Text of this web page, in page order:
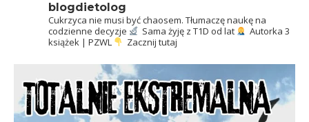
blogdietolog
Cukrzyca nie musi być chaosem. Tłumaczę naukę na
codzienne decyzje
Sama żyję z T1D od lat
Autorka 3
książek | PZWL
Zacznij tutaj